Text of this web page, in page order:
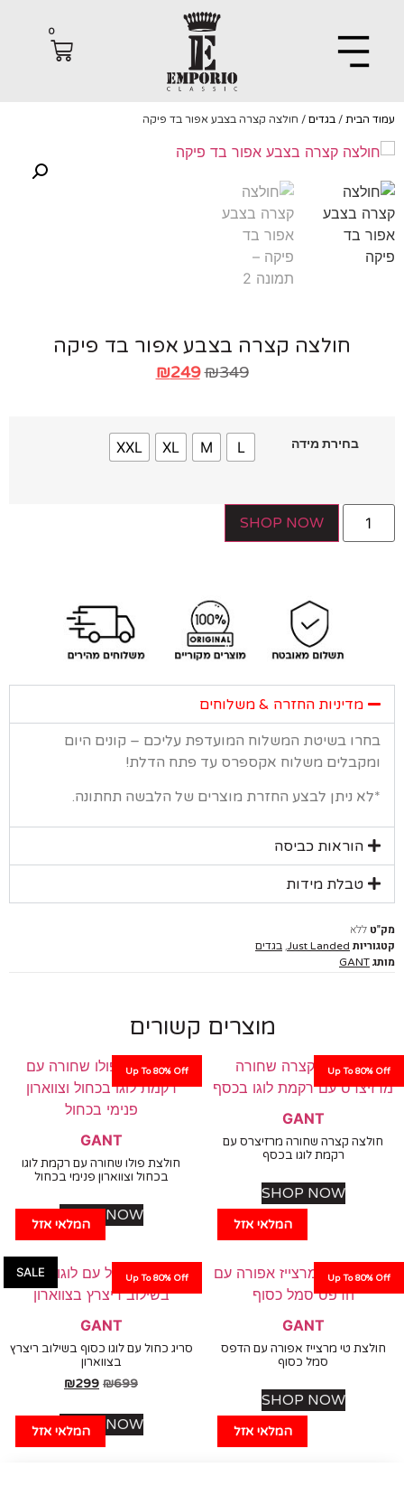
הבית/בגדים/ חולצה קצרה בצבע אפור בד פיקה
חולצה קצרה בצבע אפור בד פיקה
₪
₪249
בחירת מידה M
XL
XXL
SHOP NOW
מדיניות החזרה & משלוחים
בשיטת המשלוח המועדפת עליכם – קונים היום
משלוח אקספרס עד פתח הדלת!
ניתן לבצע החזרת מוצרים של הלבשה תחתונה.
הוראות כביסה
טבלת מידות
ללא
Just Landed
,בגדים
GANT
מוצרים קשורים
Up To
המלאי אזל
GANT
קצרה שחורה מרזיצרס עם
רקמת לוגו בכסף
SHOP NOW
Up To 80% Off
המלאי אזל
GANT
חולצת פולו שחורה עם רקמת לוגו
בכחול וצווארון פנימי בכחול
SHOP NOW
Up To
המלאי אזל
GANT
טי מרצייז אפורה עם הדפס
סמל כסוף
SHOP NOW
SALE Up To 80% Off
המלאי אזל
GANT
סריג כחול עם לוגו כסוף בשילוב ריצרץ
בצווארון
₪
₪299
SHOP NOW